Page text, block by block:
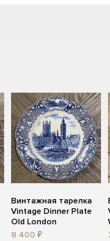
Винтажная тарелка
Vintage Dinner Plate
Old London
8 400 ₽